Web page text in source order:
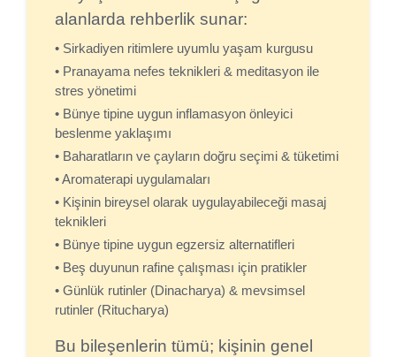
alanlarda rehberlik sunar:
• Sirkadiyen ritimlere uyumlu yaşam kurgusu
• Pranayama nefes teknikleri & meditasyon ile
stres yönetimi
• Bünye tipine uygun inflamasyon önleyici
beslenme yaklaşımı
• Baharatların ve çayların doğru seçimi & tüketimi
• Aromaterapi uygulamaları
• Kişinin bireysel olarak uygulayabileceği masaj
teknikleri
• Bünye tipine uygun egzersiz alternatifleri
• Beş duyunun rafine çalışması için pratikler
• Günlük rutinler (Dinacharya) & mevsimsel
rutinler (Ritucharya)
Bu bileşenlerin tümü; kişinin genel